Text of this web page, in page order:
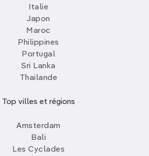
Italie
Japon
Maroc
Philippines
Portugal
Sri Lanka
Thailande
Top villes et régions
Amsterdam
Bali
Les Cyclades